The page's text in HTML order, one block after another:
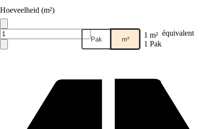
Hoeveelheid (m²)
Pak m² 1 m² équivalent
1 Pak